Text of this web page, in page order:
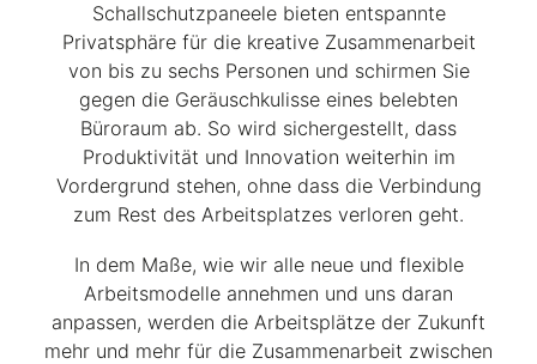
Schallschutzpaneele bieten entspannte
Privatsphäre für die kreative Zusammenarbeit
von bis zu sechs Personen und schirmen Sie
gegen die Geräuschkulisse eines belebten
Büroraum ab. So wird sichergestellt, dass
Produktivität und Innovation weiterhin im
Vordergrund stehen, ohne dass die Verbindung
zum Rest des Arbeitsplatzes verloren geht.
In dem Maße, wie wir alle neue und flexible
Arbeitsmodelle annehmen und uns daran
anpassen, werden die Arbeitsplätze der Zukunft
mehr und mehr für die Zusammenarbeit zwischen